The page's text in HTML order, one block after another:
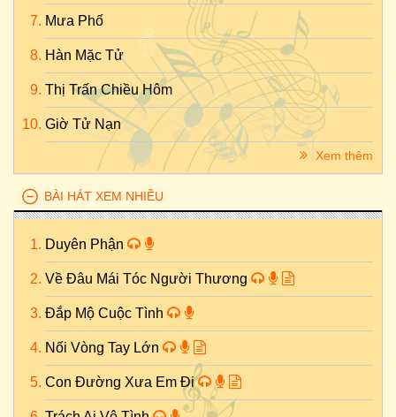
Mưa Phố
Hàn Mặc Tử
Thị Trấn Chiều Hôm
Giờ Tử Nạn
Xem thêm
BÀI HÁT XEM NHIỀU
Duyên Phận
Về Đâu Mái Tóc Người Thương
Đắp Mộ Cuộc Tình
Nối Vòng Tay Lớn
Con Đường Xưa Em Đi